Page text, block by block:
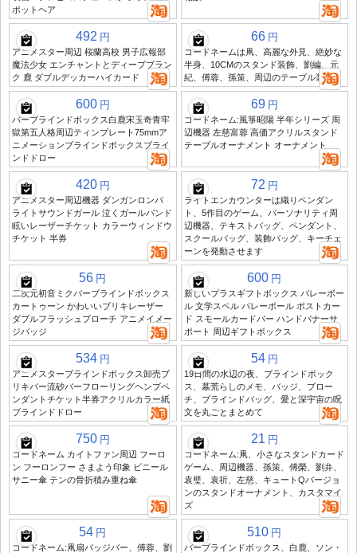
ポットヘア
492 円
アニメスター周辺 桜蘭高校 男子広報部
魔法少女 エンチャントとディープブラン
ク 鹿 ダブルデッカーハイカード
66 円
コードネームは凧、高麗な外見、絶妙な
半身、10CMのスタンド装飾、劉編、元
紀、傅蓉、孫策、周辺のテーブル装飾
600 円
バーブラインドボックス白鹿宋玉奇青牢
獄第五人格周辺ティンプレート75mmア
ニメーションブラインドボックスブライ
ンドドロー
69 円
コードネーム:風箏昭陽 半年シリーズ 周
辺機器 左慈富蓉 高価アクリルスタンド
テーブルオーナメント オーナメント
420 円
アニメスター周辺機器 ダンガンロンパ
ライトサウンドガール 泣くガールバンド
眩いレーザーチケット カラーウィンドウ
チケット 半券
72 円
ライトエンカウンターは織りペンダン
ト、5作目のゲーム、パーソナリティ周
辺機器、テキストバッグ、ペンダント、
スクールバッグ、装飾バッグ、キーチェ
ーンを発動させます
56 円
二次元初音ミクバーブラインドボックス
カートゥーン かわいいブリキレーザー
ダブルフラッシュブローチ アニメイメー
ジバッジ
600 円
新しいプラスギフトボックス バレーボー
ル 文学スペル バレーボール ポストカー
ド スモールカードバー ハンドバナーサ
ポート 周辺ギフトボックス
534 円
アニメスターブラインドボックス卸売ブ
リキバー流砂バーフローリングヘンプペ
ンダントチケット半券アクリルカラー紙
ブラインドドロー
54 円
19日間の水辺の夜、ブラインドボック
ス、墓荒らしのメモ、バッジ、ブロー
チ、ブラインドバッグ、愛と深宇宙の呪
文を丸ごとまとめて
750 円
コードネーム カイトファン周辺 フーロ
ン フーロンフー さまよう印象 ビニール
サニー傘 テンの骨折積み重ね傘
21 円
コードネーム:凧、小さなスタンドカード
ゲーム、周辺機器、孫策、傅榮、劉弁、
袁璧、袁祈、左慈、キュートQバージョ
ンのスタンドオーナメント、カスタマイ
ズ
54 円
コードネーム:凧扇バッジバー、傅蓉、劉
510 円
バーブラインドボックス、白鹿、ソン・